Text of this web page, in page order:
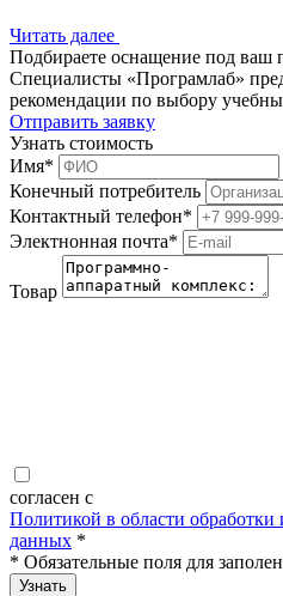
Читать далее
Подбираете оснащение под ваш
Специалисты «Програмлаб»
рекомендации по выбору
Отправить заявку
Узнать стоимость
Имя*
Конечный потребитель
Контактный телефон*
Электнонная почта*
Товар
согласен с
Политикой в области
данных *
* Обязательные поля для
Узнать